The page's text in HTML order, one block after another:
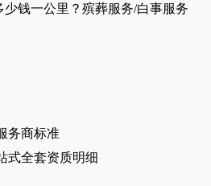
钱一公里？殡葬服务/白事服务
务商标准
式全套资质明细